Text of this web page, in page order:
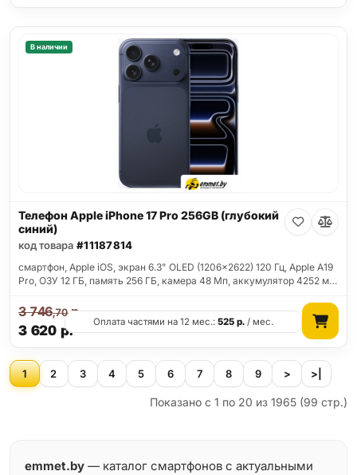
В наличии
Телефон Apple iPhone 17 Pro 256GB (глубокий
синий)
код товара #11187814
смартфон, Apple iOS, экран 6.3" OLED (1206x2622) 120 Гц, Apple A19
Pro, ОЗУ 12 ГБ, память 256 ГБ, камера 48 Мп, аккумулятор 4252 м…
3 620 р.
3 746,70р.
Оплата частями на 12 мес.:525 р. / мес.
1 2 3 4 5 6 7 8 9 > >|
Показано с 1 по 20 из 1965 (99 стр.)
emmet.by — каталог смартфонов с актуальными